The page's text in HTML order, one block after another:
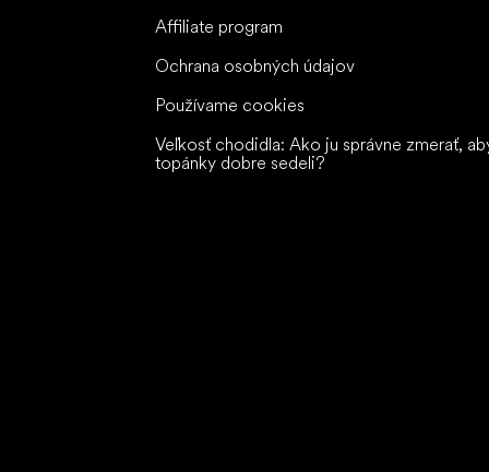
Affiliate program
Ochrana osobných údajov
Používame cookies
Veľkosť chodidla: Ako ju správne zmerať,
topánky dobre sedeli?